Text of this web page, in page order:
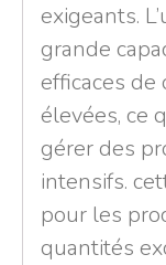
exigeants.
grande
efficaces de
élevées, ce
gérer des
intensifs.
pour les
quantités